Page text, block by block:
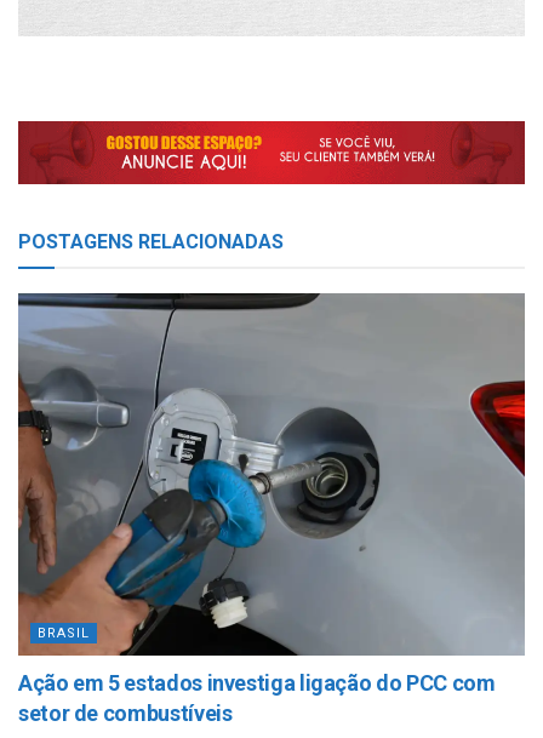
POSTAGENS RELACIONADAS
BRASIL
Ação em 5 estados investiga ligação do PCC com
setor de combustíveis